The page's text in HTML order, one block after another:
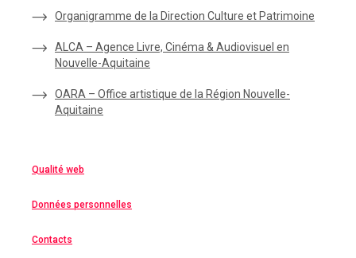
Organigramme de la Direction Culture et Patrimoine
ALCA – Agence Livre, Cinéma & Audiovisuel en
Nouvelle-Aquitaine
OARA – Office artistique de la Région Nouvelle-
Aquitaine
Qualité web
Données personnelles
Contacts